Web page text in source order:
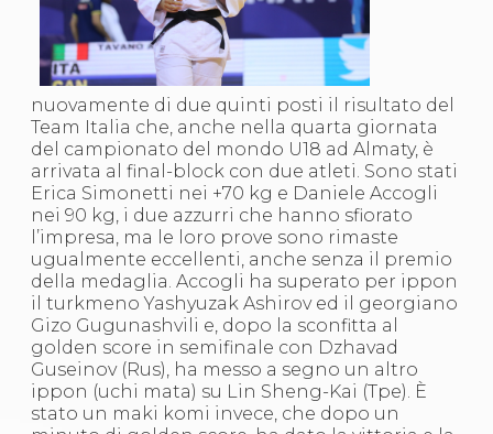
Calendario Attività
Difesa Personale MGA
La disciplina
News
Merchandising
Mappa del sito
Cerca
Contatti
News
Cookies Accept
Newsletter
Catalogo formativo
Webinar
Corsi Monotematici
Corsi di Specializzazione
Corsi FIJLKAM-FISDIR
Corsi Preparatore Fisico
Edutraining class - Didattica infantile
Corso dirigenti sportivi
nuovamente di due quinti posti il risultato del
Team Italia che, anche nella quarta giornata
del campionato del mondo U18 ad Almaty, è
arrivata al final-block con due atleti. Sono stati
Erica Simonetti nei +70 kg e Daniele Accogli
nei 90 kg, i due azzurri che hanno sfiorato
l’impresa, ma le loro prove sono rimaste
ugualmente eccellenti, anche senza il premio
della medaglia. Accogli ha superato per ippon
il turkmeno Yashyuzak Ashirov ed il georgiano
Gizo Gugunashvili e, dopo la sconfitta al
golden score in semifinale con Dzhavad
Guseinov (Rus), ha messo a segno un altro
ippon (uchi mata) su Lin Sheng-Kai (Tpe). È
stato un maki komi invece, che dopo un